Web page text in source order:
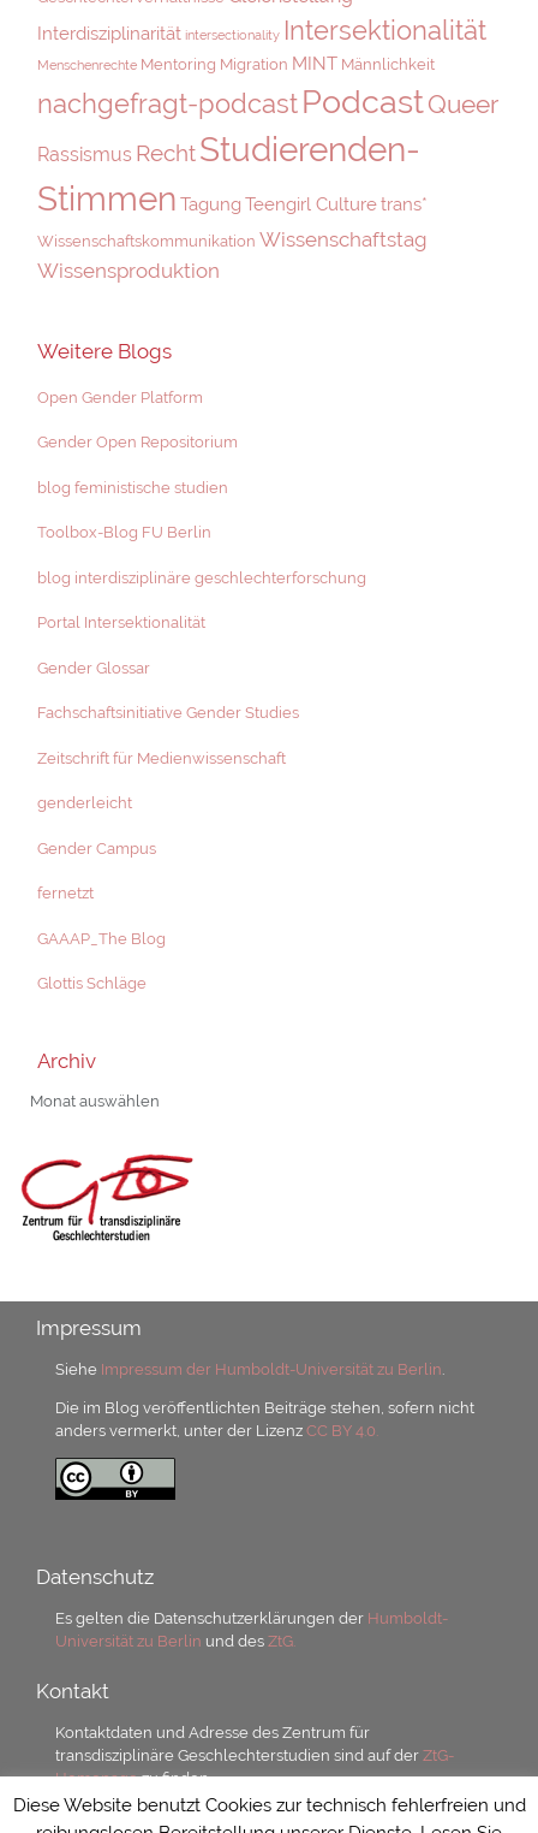
Interdisziplinarität intersectionality Intersektionalität
Menschenrechte Mentoring Migration MINT Männlichkeit
nachgefragt-podcastPodcastQueer
Rassismus RechtStudierenden-
Stimmen Tagung Teengirl Culturetrans*
Wissenschaftskommunikation Wissenschaftstag
Wissensproduktion
Weitere Blogs
Open Gender Platform
Gender Open Repositorium
blog feministische studien
Toolbox-Blog FU Berlin
blog interdisziplinäre geschlechterforschung
Portal Intersektionalität
Gender Glossar
Fachschaftsinitiative Gender Studies
Zeitschrift für Medienwissenschaft
genderleicht
Gender Campus
fernetzt
GAAAP_The Blog
Glottis Schläge
Archiv
Archiv
Impressum
Siehe Impressum der Humboldt-Universität zu Berlin
Die im Blog veröffentlichten Beiträge stehen, sofern nicht
anders vermerkt, unter der LizenzCC BY 4.0.
Datenschutz
Es gelten die Datenschutzerklärungen der Humboldt-
Universität zu Berlin und desZtG.
Kontakt
Kontaktdaten und Adresse des Zentrum für
transdisziplinäre Geschlechterstudien sind auf derZtG-
Homepagezu finden.
Diese Website benutzt Cookies zur technisch fehlerfreien und